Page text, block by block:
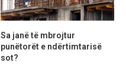
Sa janë të mbrojtur
punëtorët e ndërtimtarisë
sot?